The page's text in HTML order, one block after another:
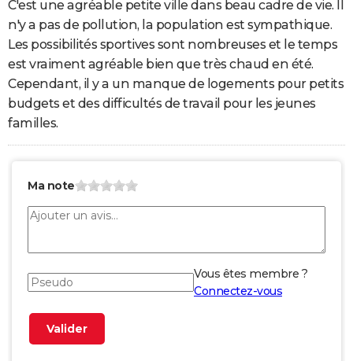
C'est une agréable petite ville dans beau cadre de vie. Il
n'y a pas de pollution, la population est sympathique.
Les possibilités sportives sont nombreuses et le temps
est vraiment agréable bien que très chaud en été.
Cependant, il y a un manque de logements pour petits
budgets et des difficultés de travail pour les jeunes
familles.
Ma note
Vous êtes membre ?
Connectez-vous